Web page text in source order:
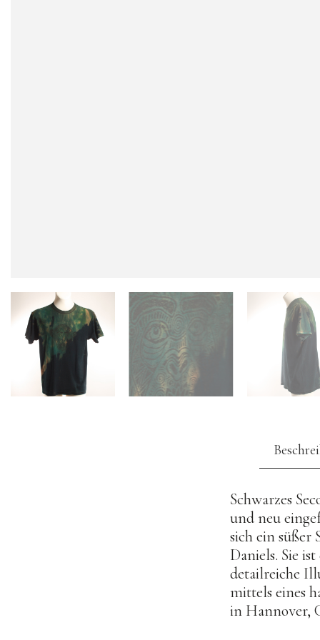
Schwarzes
und neu
sich ein
Daniels. Sie
detailreiche
mittels eines
in Hannover,